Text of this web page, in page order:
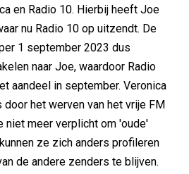
en Radio 10. Hierbij heeft Joe
nu Radio 10 op uitzendt. De
1 september 2023 dus
naar Joe, waardoor Radio
aandeel in september. Veronica
het werven van het vrije FM
niet meer verplicht om 'oude'
ze zich anders profileren
de andere zenders te blijven.